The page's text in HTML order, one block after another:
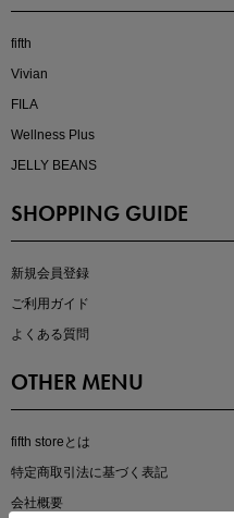
真夏のオフィスカジュアル
fifth
Vivian
FILA
Wellness Plus
JELLY BEANS
SHOPPING GUIDE
新規会員登録
ご利用ガイド
よくある質問
OTHER MENU
fifth storeとは
特定商取引法に基づく表記
会社概要